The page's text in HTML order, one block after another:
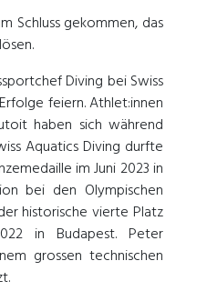
Schluss gekommen, das
Diving bei Swiss
feiern. Athlet:innen
haben sich während
Aquatics Diving durfte
im Juni 2023 in
bei den Olympischen
historische vierte Platz
in Budapest. Peter
grossen technischen